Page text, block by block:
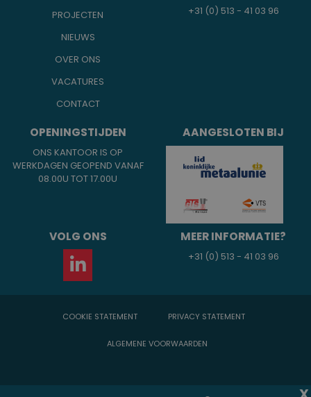
PROJECTEN
NIEUWS
OVER ONS
VACATURES
CONTACT
+31 (0) 513 - 41 03 96
OPENINGSTIJDEN
ONS KANTOOR IS OP
WERKDAGEN GEOPEND VANAF
08.00U TOT 17.00U
AANGESLOTEN BIJ
VOLG ONS MEER INFORMATIE?
+31 (0) 513 - 41 03 96
COOKIE STATEMENT PRIVACY STATEMENT
ALGEMENE VOORWAARDEN